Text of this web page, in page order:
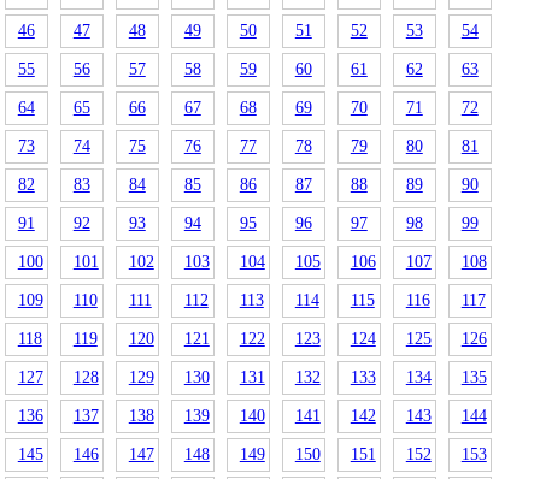
46 47 48 49 50 51 52 53 54
55 56 57 58 59 60 61 62 63
64 65 66 67 68 69 70 71 72
73 74 75 76 77 78 79 80 81
82 83 84 85 86 87 88 89 90
91 92 93 94 95 96 97 98 99
100 101 102 103 104 105 106 107 108
109 110 111 112 113 114 115 116 117
118 119 120 121 122 123 124 125 126
127 128 129 130 131 132 133 134 135
136 137 138 139 140 141 142 143 144
145 146 147 148 149 150 151 152 153